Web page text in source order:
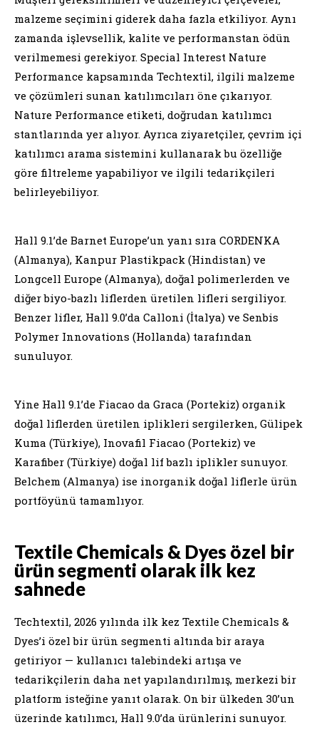
malzeme seçimini giderek daha fazla etkiliyor. Aynı
zamanda işlevsellik, kalite ve performanstan ödün
verilmemesi gerekiyor. Special Interest Nature
Performance kapsamında Techtextil, ilgili malzeme
ve çözümleri sunan katılımcıları öne çıkarıyor.
Nature Performance etiketi, doğrudan katılımcı
stantlarında yer alıyor. Ayrıca ziyaretçiler, çevrim içi
katılımcı arama sistemini kullanarak bu özelliğe
göre filtreleme yapabiliyor ve ilgili tedarikçileri
belirleyebiliyor.
Hall 9.1’de Barnet Europe’un yanı sıra CORDENKA
(Almanya), Kanpur Plastikpack (Hindistan) ve
Longcell Europe (Almanya), doğal polimerlerden ve
diğer biyo-bazlı liflerden üretilen lifleri sergiliyor.
Benzer lifler, Hall 9.0’da Calloni (İtalya) ve Senbis
Polymer Innovations (Hollanda) tarafından
sunuluyor.
Yine Hall 9.1’de Fiacao da Graca (Portekiz) organik
doğal liflerden üretilen iplikleri sergilerken, Gülipek
Kuma (Türkiye), Inovafil Fiacao (Portekiz) ve
Karafiber (Türkiye) doğal lif bazlı iplikler sunuyor.
Belchem (Almanya) ise inorganik doğal liflerle ürün
portföyünü tamamlıyor.
Textile Chemicals & Dyes özel bir
ürün segmenti olarak ilk kez
sahnede
Techtextil, 2026 yılında ilk kez Textile Chemicals &
Dyes’i özel bir ürün segmenti altında bir araya
getiriyor — kullanıcı talebindeki artışa ve
tedarikçilerin daha net yapılandırılmış, merkezi bir
platform isteğine yanıt olarak. On bir ülkeden 30’un
üzerinde katılımcı, Hall 9.0’da ürünlerini sunuyor.